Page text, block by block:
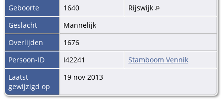
Geboorte
1640
Rijswijk
Geslacht
Mannelijk
Overlijden
1676
Persoon-ID
I42241
Stamboom Vennik
Laatst
gewijzigd op
19 nov 2013